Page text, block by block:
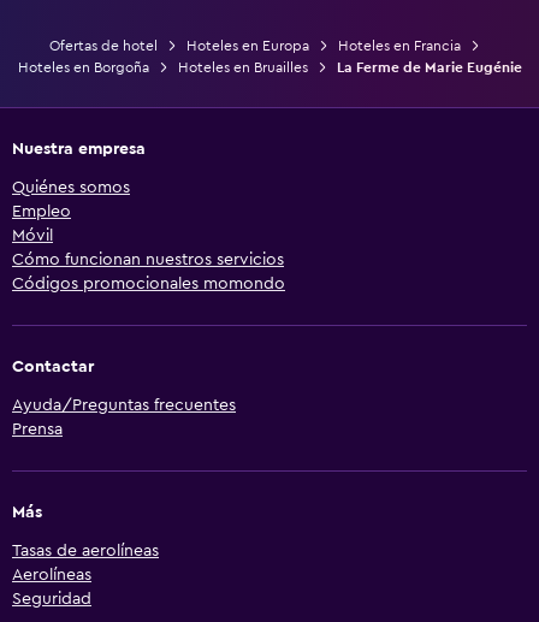
Ofertas de hotel Hoteles en Europa
Hoteles en Francia
Hoteles en Borgoña
Hoteles en Bruailles La Ferme de Marie Eugénie
Nuestra empresa
Quiénes somos
Empleo
Móvil
Cómo funcionan nuestros servicios
Códigos promocionales momondo
Contactar
Ayuda/Preguntas frecuentes
Prensa
Más
Tasas de aerolíneas
Aerolíneas
Seguridad